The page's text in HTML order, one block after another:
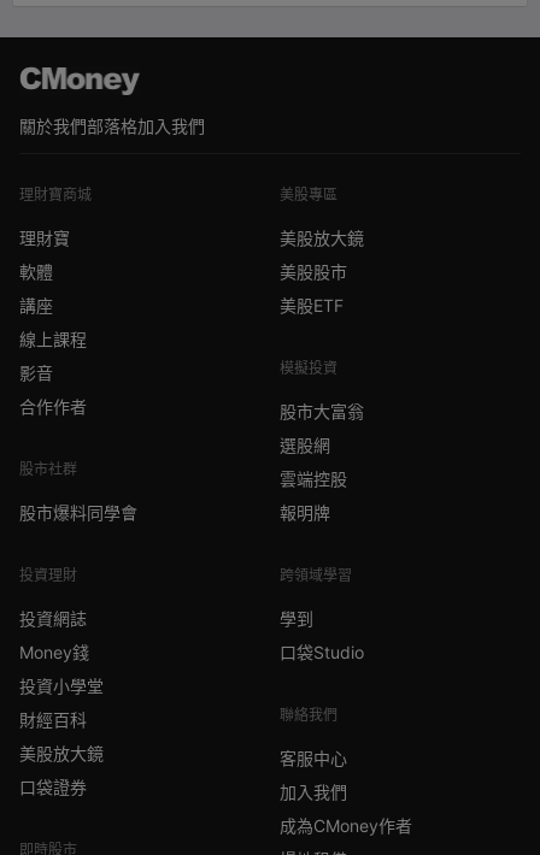
關於我們部落格加入我們
理財寶商城
理財寶
軟體
講座
線上課程
影音
合作作者
股市社群
股市爆料同學會
投資理財
投資網誌
Money錢
投資小學堂
財經百科
美股放大鏡
口袋證券
即時股市
美股專區
美股放大鏡
美股股市
美股ETF
模擬投資
股市大富翁
選股網
雲端控股
報明牌
跨領域學習
學到
口袋Studio
聯絡我們
客服中心
加入我們
成為CMoney作者